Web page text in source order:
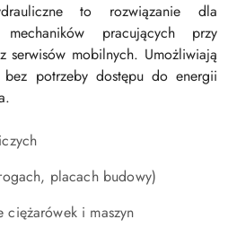
to rozwiązanie dla
mechaników pracujących przy
serwisów mobilnych. Umożliwiają
bez potrzeby dostępu do energii
placach budowy)
ciężarówek i maszyn